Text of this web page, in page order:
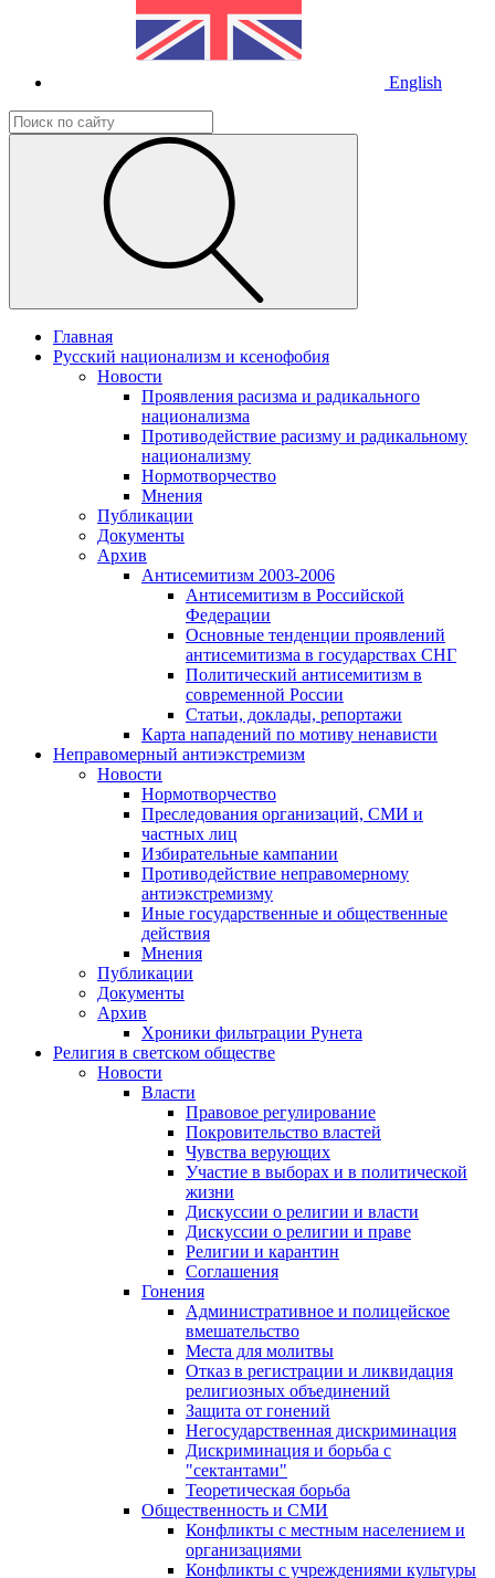
English
Главная
Русский национализм и ксенофобия
Новости
Проявления расизма и радикального
национализма
Противодействие расизму и радикальному
национализму
Нормотворчество
Мнения
Публикации
Документы
Архив
Антисемитизм 2003-2006
Антисемитизм в Российской
Федерации
Основные тенденции проявлений
антисемитизма в государствах СНГ
Политический антисемитизм в
современной России
Статьи, доклады, репортажи
Карта нападений по мотиву ненависти
Неправомерный антиэкстремизм
Новости
Нормотворчество
Преследования организаций, СМИ и
частных лиц
Избирательные кампании
Противодействие неправомерному
антиэкстремизму
Иные государственные и общественные
действия
Мнения
Публикации
Документы
Архив
Хроники фильтрации Рунета
Религия в светском обществе
Новости
Власти
Правовое регулирование
Покровительство властей
Чувства верующих
Участие в выборах и в политической
жизни
Дискуссии о религии и власти
Дискуссии о религии и праве
Религии и карантин
Соглашения
Гонения
Административное и полицейское
вмешательство
Места для молитвы
Отказ в регистрации и ликвидация
религиозных объединений
Защита от гонений
Негосударственная дискриминация
Дискриминация и борьба с
"сектантами"
Теоретическая борьба
Общественность и СМИ
Конфликты с местным населением и
организациями
Конфликты с учреждениями культуры